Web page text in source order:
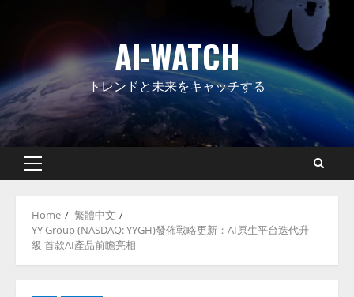
AI-WATCH
トレンドと未来をキャッチする
Primary
Home
繁體中文
YY Group (NASDAQ: YYGH)發佈戰略更新：AI原生平台迭代升
級 首款AI產品前瞻亮相